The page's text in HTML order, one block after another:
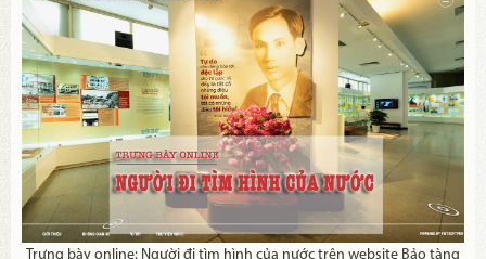
Trưng bày online: Người đi tìm hình của nước trên website Bảo tàng